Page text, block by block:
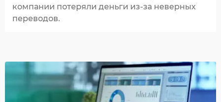
компании потеряли деньги из-за неверных
переводов.